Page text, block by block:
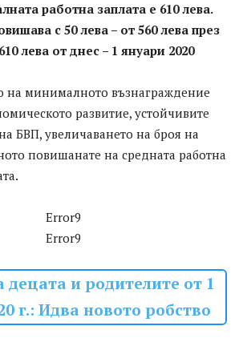
работна заплата е 610 лева.
с 50 лева – от 560 лева през
лева от днес – 1 януари 2020
на минималното възнаграждение
развитие, устойчивите
БВП, увеличаването на броя на
повишанате на средната работна
Error9
Error9
децата и родителите от 1
г.: Идва новото робство